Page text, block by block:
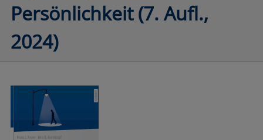
Persönlichkeit (7. Aufl.,
2024)